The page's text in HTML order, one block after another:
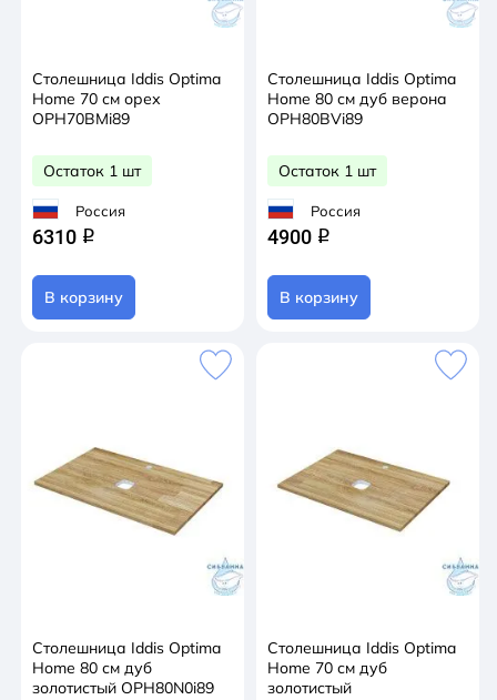
Столешница Iddis Optima
Home 70 см орех
OPH70BMi89
Остаток 1 шт
Россия
6310 q
В корзину
Столешница Iddis Optima
Home 80 см дуб верона
OPH80BVi89
Остаток 1 шт
Россия
4900 q
В корзину
Столешница Iddis Optima
Home 80 см дуб
золотистый OPH80N0i89
Столешница Iddis Optima
Home 70 см дуб
золотистый